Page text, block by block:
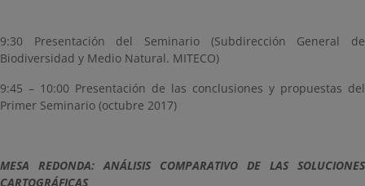
9:30 Presentación del Seminario (Subdirección General de
Biodiversidad y Medio Natural. MITECO)
9:45 – 10:00 Presentación de las conclusiones y propuestas del
Primer Seminario (octubre 2017)
MESA REDONDA: ANÁLISIS COMPARATIVO DE LAS SOLUCIONES
CARTOGRÁFICAS